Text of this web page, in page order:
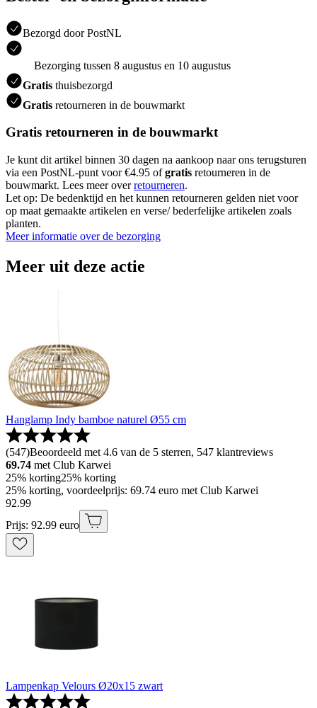
Bezorgd door PostNL
Bezorging tussen 8 augustus en 10 augustus
Gratis thuisbezorgd
Gratis retourneren in de bouwmarkt
Gratis retourneren in de bouwmarkt
Je kunt dit artikel binnen 30 dagen na aankoop naar ons terugsturen
via een PostNL-punt voor €4.95 ofgratis retourneren in de
bouwmarkt. Lees meer overretourneren.
Let op: De bedenktijd en het kunnen retourneren gelden niet voor
op maat gemaakte artikelen en verse/ bederfelijke artikelen zoals
planten.
Meer informatie over de bezorging
Meer uit deze actie
Hanglamp Indy bamboe naturel Ø55 cm
(547)Beoordeeld met 4.6 van de 5 sterren, 547 klantreviews
69.74 met Club Karwei
25% korting25% korting
25% korting, voordeelprijs: 69.74 euro met Club Karwei
92.99
Prijs: 92.99 euro
Lampenkap Velours Ø20x15 zwart